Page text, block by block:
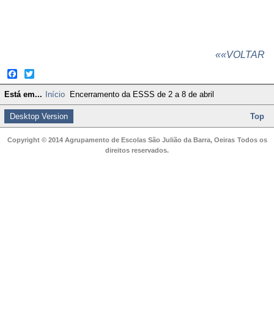
««VOLTAR
Facebook
Twitter
Está em... Início Encerramento da ESSS de 2 a 8 de abril
Desktop Version Top
Copyright © 2014 Agrupamento de Escolas São Julião da Barra, Oeiras Todos os
direitos reservados.